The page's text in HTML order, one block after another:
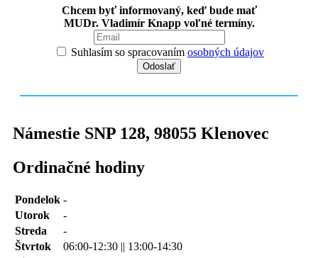
Chcem byť informovaný, keď bude mať
MUDr. Vladimír Knapp voľné termíny.
Suhlasím so spracovaním osobných údajov
Námestie SNP 128, 98055 Klenovec
Ordinačné hodiny
Pondelok -
Utorok
-
Streda
-
Štvrtok
06:00-12:30 || 13:00-14:30